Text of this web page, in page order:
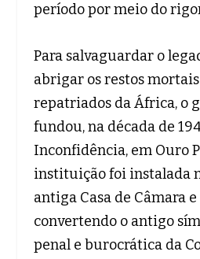
período por meio do
Para salvaguardar o
abrigar os restos
repatriados da África, o
fundou, na década de
Inconfidência, em Ouro
instituição foi instalada
antiga Casa de Câmara e
convertendo o antigo
penal e burocrática da